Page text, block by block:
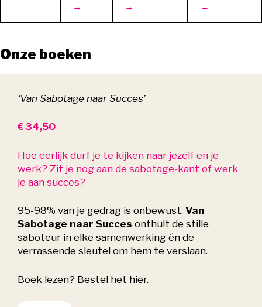
→
→
→
Onze boeken
‘Van Sabotage naar Succes’
€ 34,50
Hoe eerlijk durf je te kijken naar jezelf en je
werk? Zit je nog aan de sabotage-kant of werk
je aan succes?
95-98% van je gedrag is onbewust. Van
Sabotage naar Succes onthult de stille
saboteur in elke samenwerking én de
verrassende sleutel om hem te verslaan.
Boek lezen? Bestel het hier.